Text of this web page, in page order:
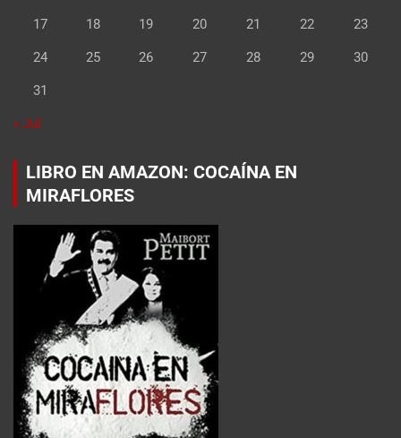
17 18 19 20 21 22 23
24 25 26 27 28 29 30
31
« Jul
LIBRO EN AMAZON: COCAÍNA EN
MIRAFLORES